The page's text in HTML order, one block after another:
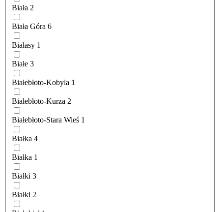
Biała 2
Biała Góra 6
Białasy 1
Białe 3
Białebłoto-Kobyla 1
Białebłoto-Kurza 2
Białebłoto-Stara Wieś 1
Białka 4
Białka 1
Białki 3
Białki 2